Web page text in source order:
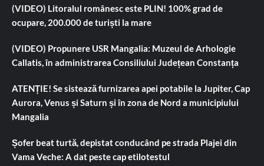
(VIDEO) Litoralul românesc este PLIN! 100% grad de
ocupare, 200.000 de turiști la mare
(VIDEO) Propunere USR Mangalia: Muzeul de Arhologie
Callatis, în administrarea Consiliului Județean Constanța
ATENȚIE! Se sistează furnizarea apei potabile la Jupiter, Cap
Aurora, Venus și Saturn și în zona de Nord a municipiului
Mangalia
Șofer beat turtă, depistat conducând pe strada Plajei din
Vama Veche: A dat peste cap etilotestul